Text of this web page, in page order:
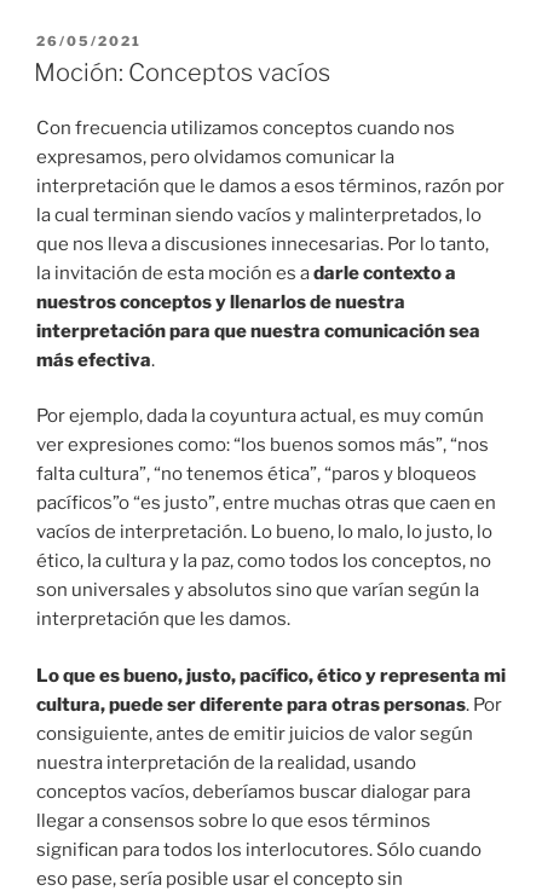
PUBLICADO
EL
26/05/2021
Moción: Conceptos vacíos
Con frecuencia utilizamos conceptos cuando nos
expresamos, pero olvidamos comunicar la
interpretación que le damos a esos términos, razón por
la cual terminan siendo vacíos y malinterpretados, lo
que nos lleva a discusiones innecesarias. Por lo tanto,
la invitación de esta moción es adarle contexto a
nuestros conceptos y llenarlos de nuestra
interpretación para que nuestra comunicación sea
más efectiva.
Por ejemplo, dada la coyuntura actual, es muy común
ver expresiones como: “los buenos somos más”, “nos
falta cultura”, “no tenemos ética”, “paros y bloqueos
pacíficos”o “es justo”, entre muchas otras que caen en
vacíos de interpretación. Lo bueno, lo malo, lo justo, lo
ético, la cultura y la paz, como todos los conceptos, no
son universales y absolutos sino que varían según la
interpretación que les damos.
Lo que es bueno, justo, pacífico, ético y representa mi
cultura, puede ser diferente para otras personas. Por
consiguiente, antes de emitir juicios de valor según
nuestra interpretación de la realidad, usando
conceptos vacíos, deberíamos buscar dialogar para
llegar a consensos sobre lo que esos términos
significan para todos los interlocutores. Sólo cuando
eso pase, sería posible usar el concepto sin